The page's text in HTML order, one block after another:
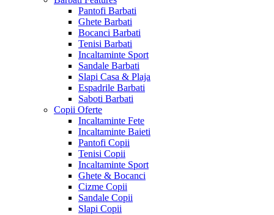
Pantofi Barbati
Ghete Barbati
Bocanci Barbati
Tenisi Barbati
Incaltaminte Sport
Sandale Barbati
Slapi Casa & Plaja
Espadrile Barbati
Saboti Barbati
Copii Oferte
Incaltaminte Fete
Incaltaminte Baieti
Pantofi Copii
Tenisi Copii
Incaltaminte Sport
Ghete & Bocanci
Cizme Copii
Sandale Copii
Slapi Copii